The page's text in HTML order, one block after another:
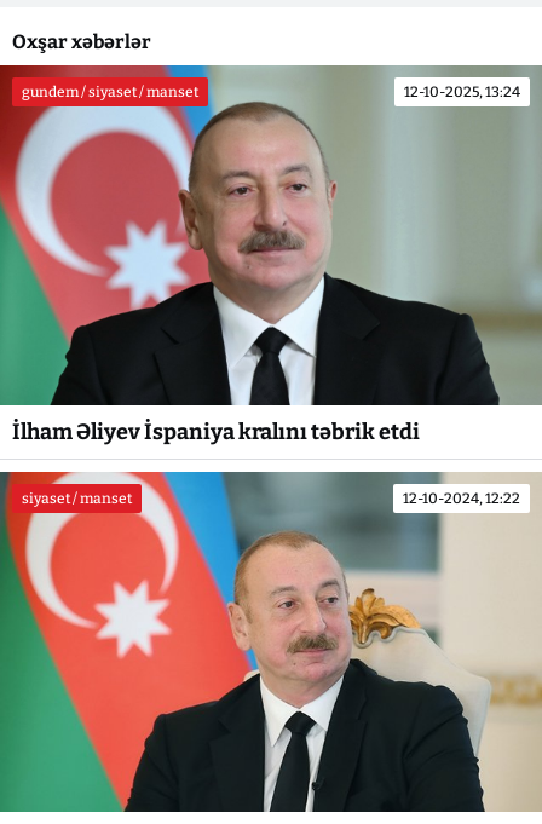
Oxşar xəbərlər
gundem / siyaset / manset 12-10-2025, 13:24
İlham Əliyev İspaniya kralını təbrik etdi
siyaset / manset 12-10-2024, 12:22